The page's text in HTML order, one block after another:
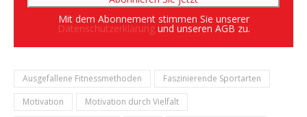
Mit dem Abonnement stimmen Sie unserer
Datenschutzerklärungund unseren AGB zu.
Ausgefallene Fitnessmethoden
Faszinierende Sportarten
Motivation
Motivation durch Vielfalt